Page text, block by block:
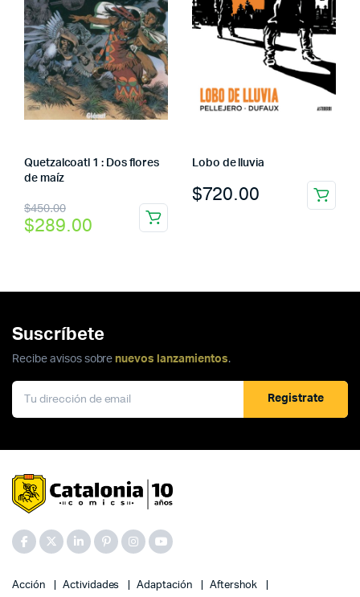
Quetzalcoatl 1 : Dos flores
de maíz
$450.00
El
precio
era:
$289.00
El
precio
es:
Lobo de lluvia
$720.00
Suscríbete
Recibe avisos sobre nuevos lanzamientos.
Registrate
Acción Actividades Adaptación
Aftershok